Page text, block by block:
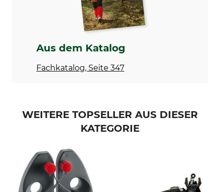
Aus dem Katalog
Fachkatalog, Seite 347
WEITERE TOPSELLER AUS DIESER
KATEGORIE